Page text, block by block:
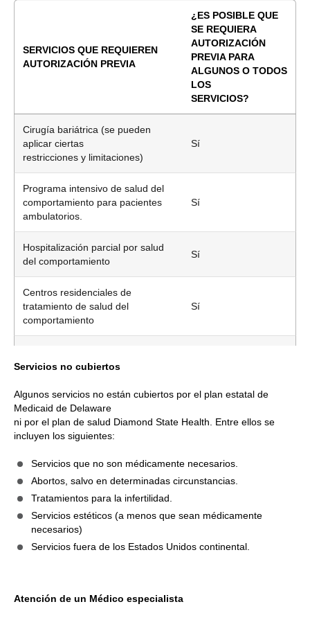
SERVICIOS QUE REQUIEREN
AUTORIZACIÓN PREVIA
¿ES POSIBLE QUE
SE REQUIERA
AUTORIZACIÓN
PREVIA PARA
ALGUNOS O TODOS
LOS
SERVICIOS?
Cirugía bariátrica (se pueden
aplicar ciertas
restricciones y limitaciones)
Sí
Programa intensivo de salud del
comportamiento para pacientes
ambulatorios.
Sí
Hospitalización parcial por salud
del comportamiento
Sí
Centros residenciales de
tratamiento de salud del
comportamiento
Sí
enfermería especializada
Ciertas cirugías ortopédicas,
como la implantación de prótesis
articulares
y la cirugía de columna
Admisiones por consumo de
sustancias
Tomografías computarizadas
(CT), resonancias magnéticas
(MRI), angiografías por
de positrones (PET)
Servicios no cubiertos
Algunos servicios no están cubiertos por el plan estatal de
Medicaid de Delaware
ni por el plan de salud Diamond State Health. Entre ellos se
incluyen los siguientes:
Servicios que no son médicamente necesarios.
Abortos, salvo en determinadas circunstancias.
Tratamientos para la infertilidad.
Servicios estéticos (a menos que sean médicamente
necesarios)
Servicios fuera de los Estados Unidos continental.
Atención de un Médico especialista